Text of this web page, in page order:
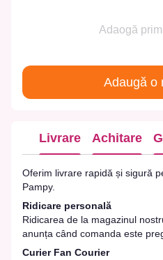
Adaogă
Adaugă o
Livrare Achitare
Oferim livrare rapidă și sigură
Pampy.
Ridicare personală
Ridicarea de la magazinul
anunța când comanda este
Curier Fan Courier